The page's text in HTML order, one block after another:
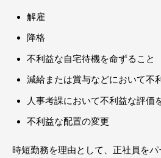
解雇
降格
不利益な自宅待機を命ずること
減給または賞与などにおいて不
人事考課において不利益な評価
不利益な配置の変更
時短勤務を理由として、正社員を